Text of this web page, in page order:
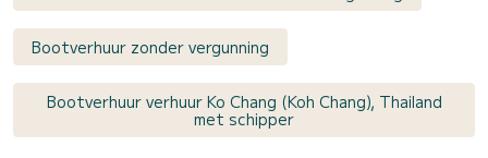
Bootverhuur zonder vergunning
Bootverhuur verhuur Ko Chang (Koh Chang), Thailand
met schipper